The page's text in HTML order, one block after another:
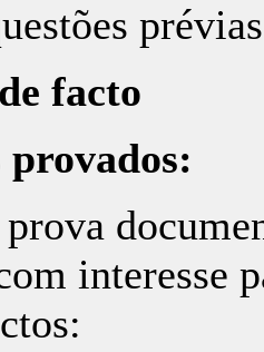
facto
provados:
interesse